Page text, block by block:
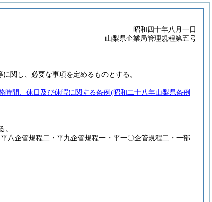
昭和四十年八月一日
山梨県企業局管理規程第五号
関し、必要な事項を定めるものとする。
時間、休日及び休暇に関する条例(昭和二十八年山梨県条例
。
八企管規程二・平九企管規程一・平一〇企管規程二・一部